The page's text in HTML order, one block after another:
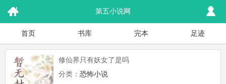
第五小说网
首页 书库 完本 足迹
修仙界只有妖女了是吗
分类：恐怖小说